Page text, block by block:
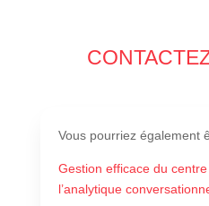
Vous pourriez également
Gestion efficace du
l’analytique